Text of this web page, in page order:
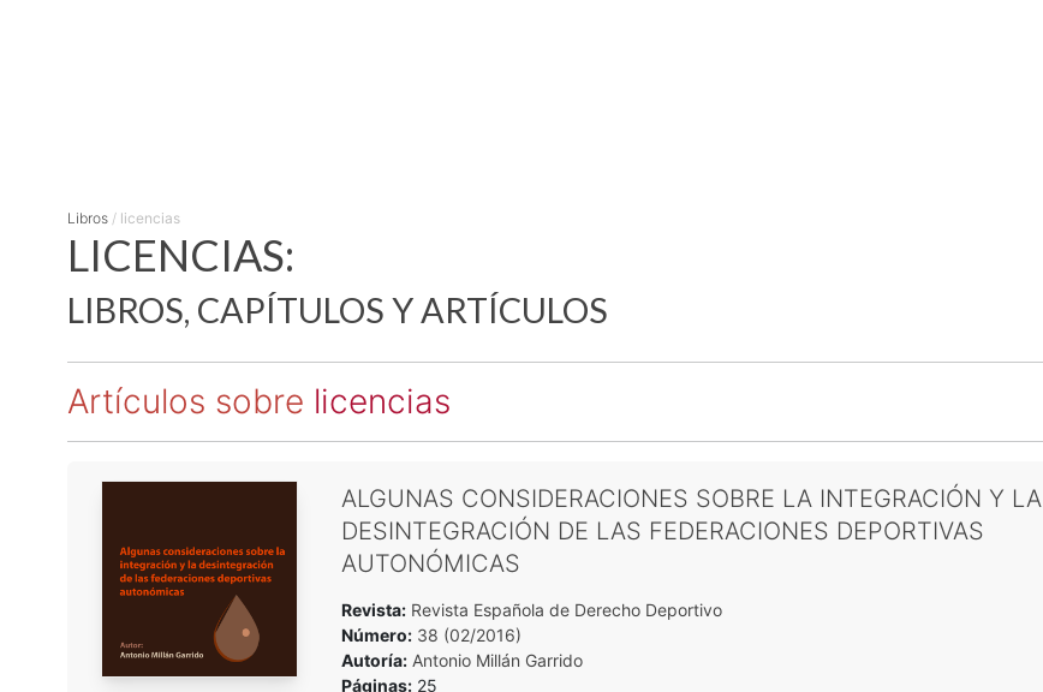
Libros / licencias
LICENCIAS:
LIBROS, CAPÍTULOS Y ARTÍCULOS
Artículos sobre licencias
ALGUNAS CONSIDERACIONES SOBRE LA INTEGRACIÓN Y LA
DESINTEGRACIÓN DE LAS FEDERACIONES DEPORTIVAS
AUTONÓMICAS
Revista: Revista Española de Derecho Deportivo
Número: 38 (02/2016)
Autoría: Antonio Millán Garrido
Páginas: 25